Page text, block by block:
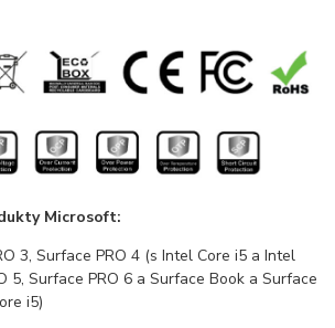
Microsoft:
3, Surface PRO 4 (s Intel Core i5 a Intel
5, Surface PRO 6 a Surface Book a Surface
i5)